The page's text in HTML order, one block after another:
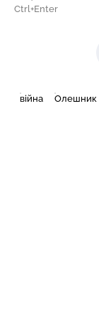
Ctrl+Enter
війна Олешник